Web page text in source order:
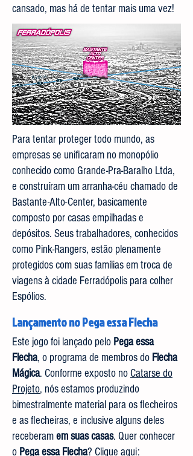
cansado, mas há de tentar mais uma vez!
Para tentar proteger todo mundo, as
empresas se unificaram no monopólio
conhecido como Grande-Pra-Baralho Ltda,
e construíram um arranha-céu chamado de
Bastante-Alto-Center, basicamente
composto por casas empilhadas e
depósitos. Seus trabalhadores, conhecidos
como Pink-Rangers, estão plenamente
protegidos com suas famílias em troca de
viagens à cidade Ferradópolis para colher
Espólios.
Lançamento no Pega essa Flecha
Este jogo foi lançado pelo Pega essa
Flecha, o programa de membros do Flecha
Mágica. Conforme exposto noCatarse do
Projeto, nós estamos produzindo
bimestralmente material para os flecheiros
e as flecheiras, e inclusive alguns deles
receberamem suas casas. Quer conhecer
o Pega essa Flecha? Clique aqui: